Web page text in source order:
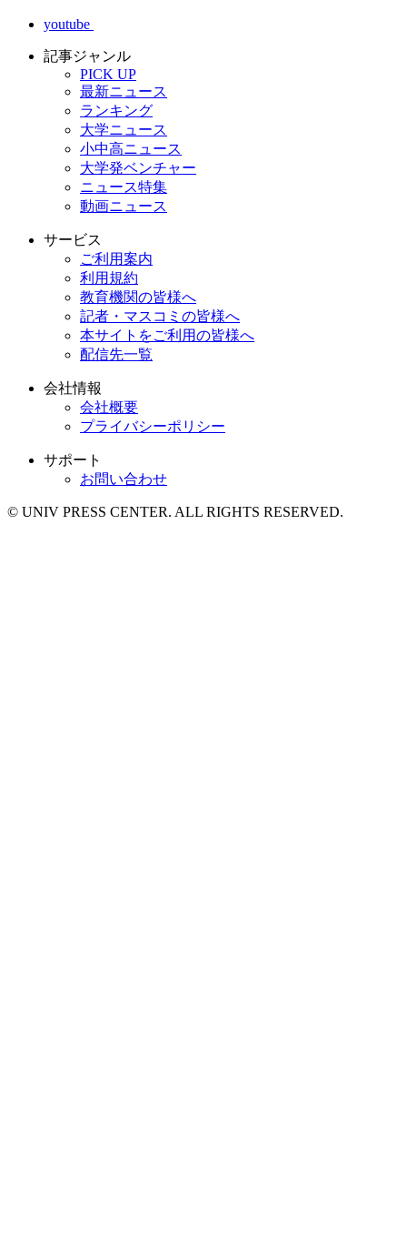
youtube
記事ジャンル
PICK UP
最新ニュース
ランキング
大学ニュース
小中高ニュース
大学発ベンチャー
ニュース特集
動画ニュース
サービス
ご利用案内
利用規約
教育機関の皆様へ
記者・マスコミの皆様へ
本サイトをご利用の皆様へ
配信先一覧
会社情報
会社概要
プライバシーポリシー
サポート
お問い合わせ
© UNIV PRESS CENTER. ALL RIGHTS RESERVED.